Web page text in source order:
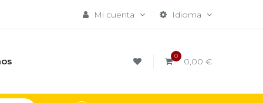
Idioma
Mi cuenta
0 0,00 €